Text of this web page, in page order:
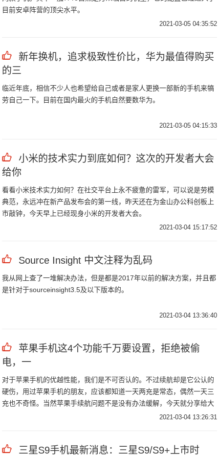
目前安卓阵营的顶尖水平。
2021-03-05 04:35:52
新年换机，追求极致性价比，华为最值得购买
的三
临近年底，相信不少人也希望给自己或者是家人更换一部新的手机来犒
劳自己一下。目前在国内最火的手机自然要数华为。
2021-03-05 04:15:33
小米的技术实力到底如何？这次的开发者大会
给你
看看小米技术实力如何？在社交平台上永不疲惫的雷军，可以说是劳模
典范，永远冲在新产品发布会的第一线，昨天还在为金山办公科创板上
市敲钟，今天早上已经现身小米的开发者大会。
2021-03-04 15:17:52
Source Insight 中文注释为乱码
我从网上查了一堆解决办法，但是都是2017年以前的解决方案，并且都
是针对于sourceinsight3.5及以下版本的。
2021-03-04 13:36:40
苹果手机这4个功能千万要设置，拒绝被偷
电，一
对于苹果手机的优越性能，我们是不可否认的。不过续航却是它公认的
硬伤，用过苹果手机的朋友，应该都知道一天两充是常态，偶然一天三
充也不奇怪。当然苹果手续航问题不是没有办法缓解，今天就分享给大
2021-03-04 13:26:31
三星S9手机最新消息：三星S9/S9+上市时